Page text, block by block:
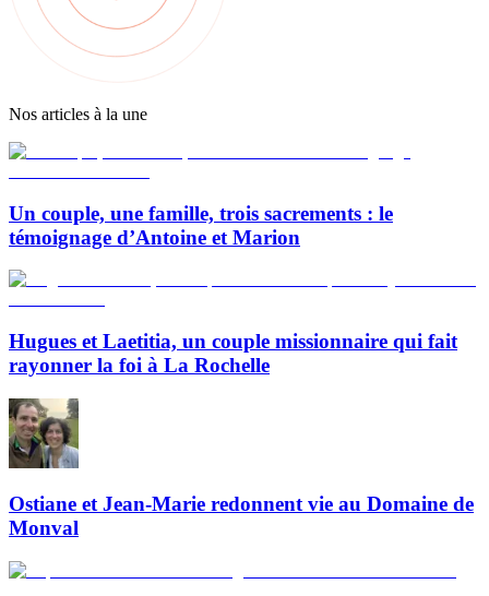
Nos articles à la une
Un couple, une famille, trois sacrements : le
témoignage d’Antoine et Marion
Hugues et Laetitia, un couple missionnaire qui fait
rayonner la foi à La Rochelle
Ostiane et Jean-Marie redonnent vie au Domaine de
Monval